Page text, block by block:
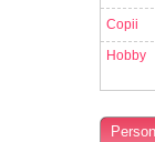
Copii
Hobby